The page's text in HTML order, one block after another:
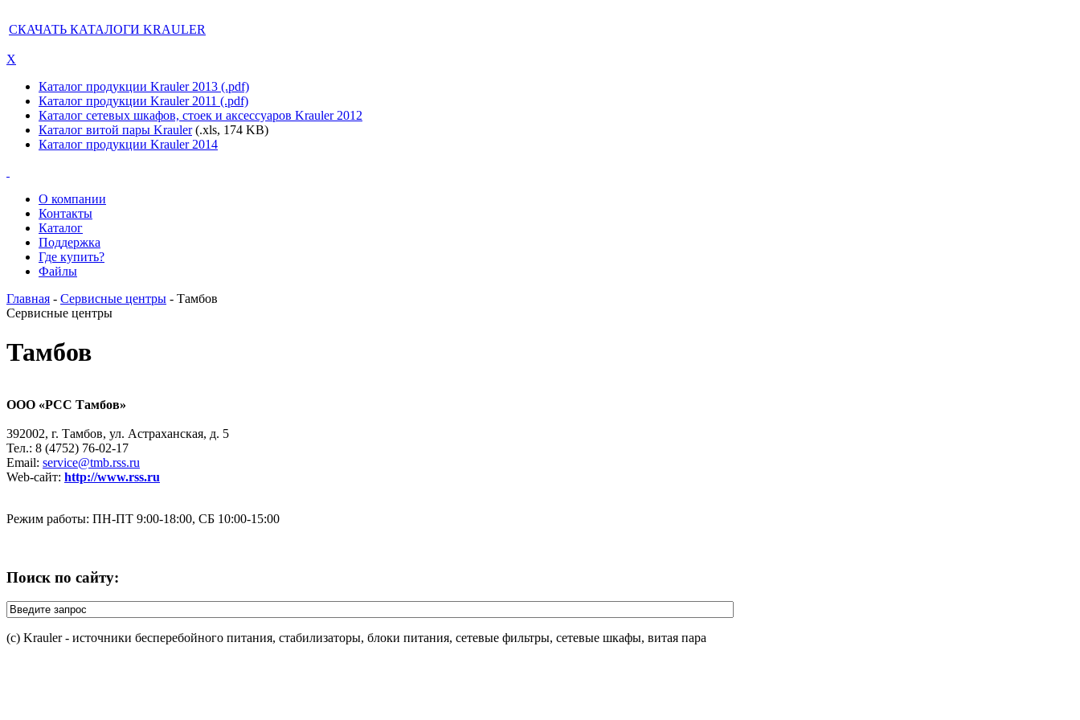
СКАЧАТЬ КАТАЛОГИ KRAULER
X
Каталог продукции Krauler 2013 (.pdf)
Каталог продукции Krauler 2011 (.pdf)
Каталог сетевых шкафов, стоек и аксессуаров Krauler 2012
Каталог витой пары Krauler(.xls, 174 KB)
Каталог продукции Krauler 2014
О компании
Контакты
Каталог
Поддержка
Где купить?
Файлы
Главная - Сервисные центры - Тамбов
Сервисные центры
Тамбов
ООО «РСС Тамбов»
392002, г. Тамбов, ул. Астраханская, д. 5
Тел.: 8 (4752) 76-02-17
Email: service@tmb.rss.ru
Web-сайт: http://www.rss.ru
Режим работы: ПН-ПТ 9:00-18:00, СБ 10:00-15:00
Поиск по сайту:
(c) Krauler - источники бесперебойного питания, стабилизаторы, блоки питания, сетевые фильтры, сетевые шкафы, витая пара